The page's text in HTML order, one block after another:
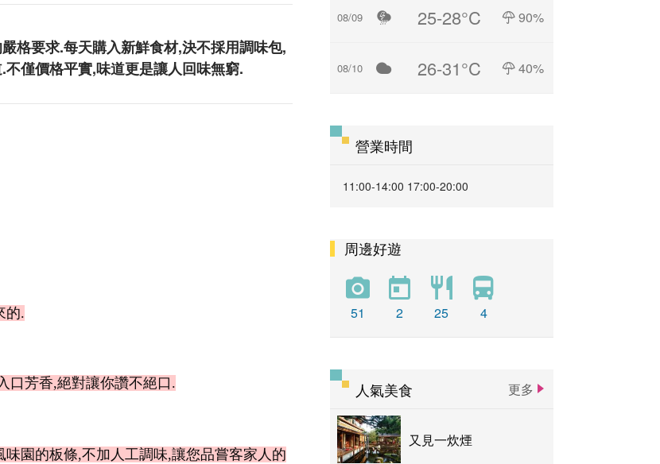
格要求.每天購入新鮮食材,決不採用調味包,
僅價格平實,味道更是讓人回味無窮.
的.
口芳香,絕對讓你讚不絕口.
園的板條,不加人工調味,讓您品嘗客家人的
08/09 25-28°C 90%
08/10 26-31°C 40%
營業時間
11:00-14:00 17:00-20:00
周邊好遊
51 2 25 4
人氣美食 更多
又見一炊煙